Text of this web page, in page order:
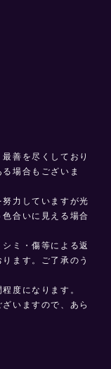
善を尽くしており
場合もございま
力していますが光
合いに見える場合
ミ・傷等による返
ます。ご了承のう
度になります。
いますので、あら